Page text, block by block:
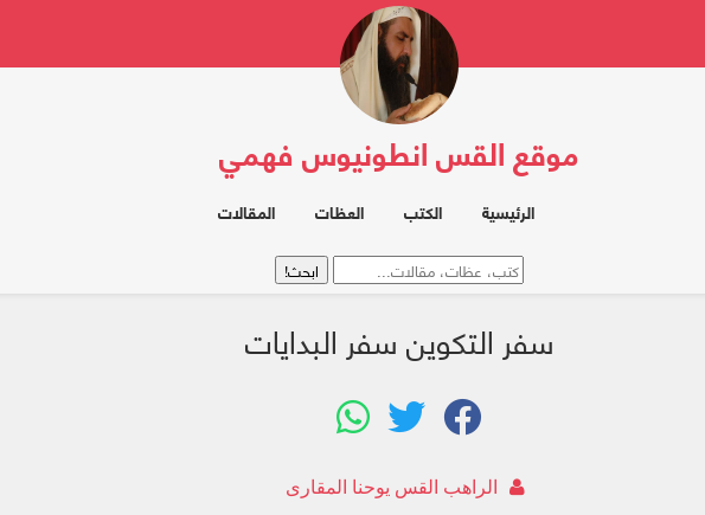
موقع القس انطونيوس فهمي
الرئيسية الكتب العظات المقالات
سفر التكوين سفر البدايات
الراهب القس يوحنا المقارى